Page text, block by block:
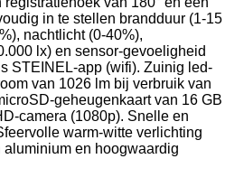
in te stellen brandduur (1-15
nachtlicht (0-40%),
lx) en sensor-gevoeligheid
STEINEL-app (wifi). Zuinig led-
van 1026 lm bij verbruik van
geheugenkaart van 16 GB
camera (1080p). Snelle en
warm-witte verlichting
en hoogwaardig